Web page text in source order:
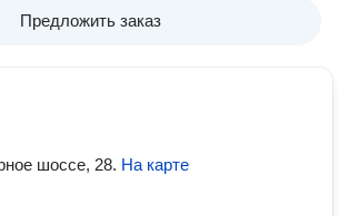
Предложить заказ
шоссе, 28. На карте